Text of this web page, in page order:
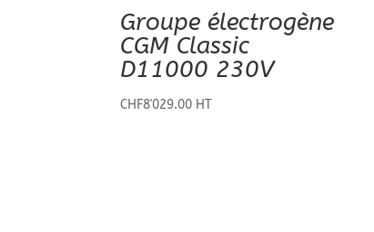
Groupe électrogène
CGM Classic
D11000 230V
CHF8'029.00 HT